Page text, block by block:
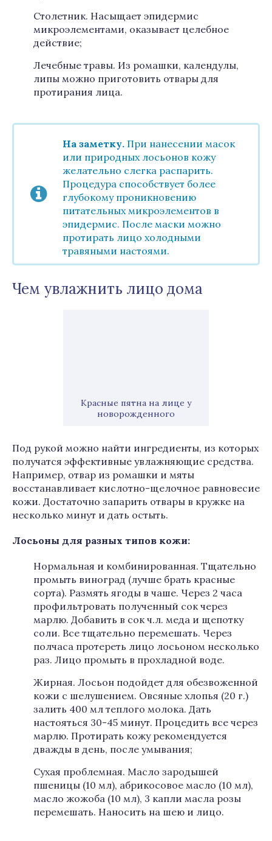
Столетник. Насыщает эпидермис
микроэлементами, оказывает целебное
действие;
Лечебные травы. Из ромашки, календулы,
липы можно приготовить отвары для
протирания лица.
На заметку. При нанесении масок
или природных лосьонов кожу
желательно слегка распарить.
Процедура способствует более
глубокому проникновению
питательных микроэлементов в
эпидермис. После маски можно
протирать лицо холодными
травяными настоями.
Чем увлажнить лицо дома
Красные пятна на лице у
новорожденного
Под рукой можно найти ингредиенты, из которых
получатся эффективные увлажняющие средства.
Например, отвар из ромашки и мяты
восстанавливает кислотно-щелочное равновесие
кожи. Достаточно запарить отвары в кружке на
несколько минут и дать остыть.
Лосьоны для разных типов кожи:
Нормальная и комбинированная. Тщательно
промыть виноград (лучше брать красные
сорта). Размять ягоды в чаше. Через 2 часа
профильтровать полученный сок через
марлю. Добавить в сок ч.л. меда и щепотку
соли. Все тщательно перемешать. Через
полчаса протереть лицо лосьоном несколько
раз. Лицо промыть в прохладной воде.
Жирная. Лосьон подойдет для обезвоженной
кожи с шелушением. Овсяные хлопья (20 г.)
залить 400 мл теплого молока. Дать
настояться 30-45 минут. Процедить все через
марлю. Протирать кожу рекомендуется
дважды в день, после умывания;
Сухая проблемная. Масло зародышей
пшеницы (10 мл), абрикосовое масло (10 мл),
масло жожоба (10 мл), 3 капли масла розы
перемешать. Наносить на шею и лицо.